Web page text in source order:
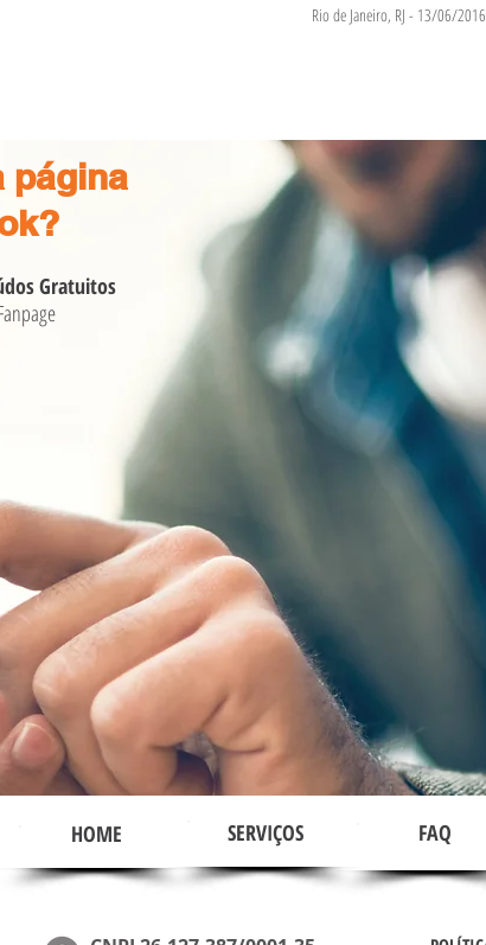
Rio de Janeiro, RJ - 13/06/2016
página
Gratuitos
HOME SERVIÇOS FAQ